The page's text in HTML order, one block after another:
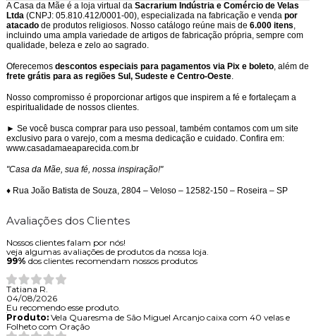
A Casa da Mãe é a loja virtual daSacrarium Indústria e Comércio de Velas
Ltda(CNPJ: 05.810.412/0001-00), especializada na fabricação e venda por
atacadode produtos religiosos. Nosso catálogo reúne mais de 6.000 itens,
incluindo uma ampla variedade de artigos de fabricação própria, sempre com
qualidade, beleza e zelo ao sagrado.
Oferecemos descontos especiais para pagamentos via Pix e boleto, além de
frete grátis para as regiões Sul, Sudeste e Centro-Oeste.
Nosso compromisso é proporcionar artigos que inspirem a fé e fortaleçam a
espiritualidade de nossos clientes.
► Se você busca comprar para uso pessoal, também contamos com um site
exclusivo para o varejo, com a mesma dedicação e cuidado. Confira em:
www.casadamaeaparecida.com.br
"Casa da Mãe, sua fé, nossa inspiração!"
♦ Rua João Batista de Souza, 2804 – Veloso – 12582-150 – Roseira – SP
Avaliações dos Clientes
Nossos clientes falam por nós!
veja algumas avaliações de produtos da nossa loja.
99% dos clientes recomendam nossos produtos
Tatiana R.
04/08/2026
Eu recomendo esse produto.
Produto:Vela Quaresma de São Miguel Arcanjo caixa com 40 velas e
Folheto com Oração